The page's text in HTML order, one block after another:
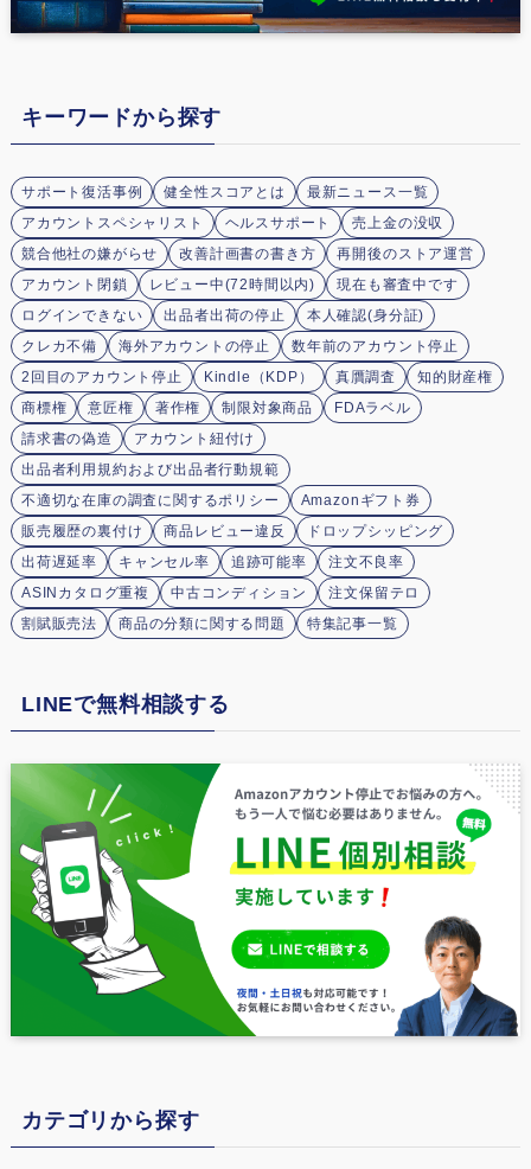
キーワードから探す
サポート復活事例 健全性スコアとは
最新ニュース一覧
アカウントスペシャリスト
ヘルスサポート
売上金の没収
競合他社の嫌がらせ
改善計画書の書き方
再開後のストア運営
アカウント閉鎖
レビュー中(72時間以内)
現在も審査中です
ログインできない
出品者出荷の停止
本人確認(身分証)
クレカ不備
海外アカウントの停止
数年前のアカウント停止
2回目のアカウント停止
Kindle（KDP） 真贋調査
知的財産権
商標権
意匠権 著作権 制限対象商品
FDAラベル
請求書の偽造
アカウント紐付け
出品者利用規約および出品者行動規範
不適切な在庫の調査に関するポリシー
Amazonギフト券
販売履歴の裏付け
商品レビュー違反
ドロップシッピング
出荷遅延率
キャンセル率 追跡可能率
注文不良率
ASINカタログ重複
中古コンディション
注文保留テロ
割賦販売法
商品の分類に関する問題 特集記事一覧
LINEで無料相談する
カテゴリから探す